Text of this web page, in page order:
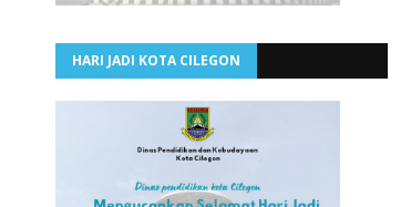
HARI JADI KOTA CILEGON